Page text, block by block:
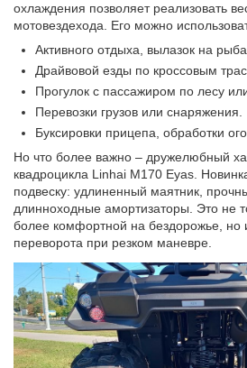
охлаждения позволяет реализовать
мотовездехода. Его можно
Активного отдыха, вылазок на
Драйвовой езды по кроссовым
Прогулок с пассажиром по лесу
Перевозки грузов или снаряжения.
Буксировки прицепа, обработки
Но что более важно – дружелюбный
квадроцикла Linhai M170 Eyas.
подвеску: удлиненный маятник,
длинноходные амортизаторы. Это не
более комфортной на бездорожье, но
переворота при резком маневре.